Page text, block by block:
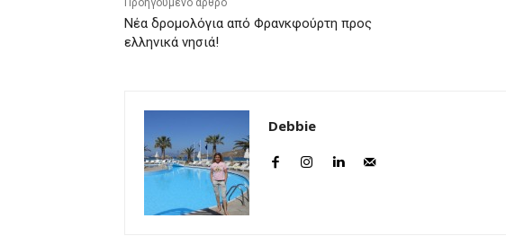
Νέα δρομολόγια από Φρανκφούρτη προς
ελληνικά νησιά!
Debbie